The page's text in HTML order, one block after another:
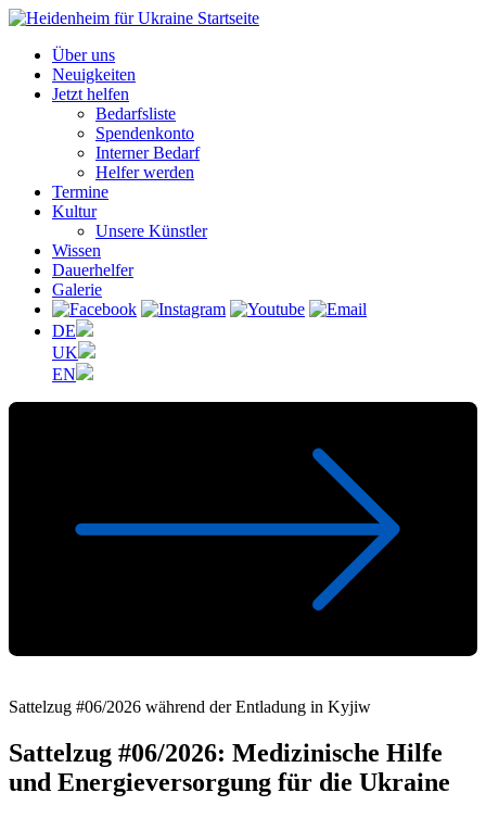
Über uns
Neuigkeiten
Jetzt helfen
Bedarfsliste
Spendenkonto
Interner Bedarf
Helfer werden
Termine
Kultur
Unsere Künstler
Wissen
Dauerhelfer
Galerie
DE
UK
EN
Sattelzug #06/2026 während der Entladung in Kyjiw
Sattelzug #06/2026: Medizinische Hilfe
und Energieversorgung für die Ukraine